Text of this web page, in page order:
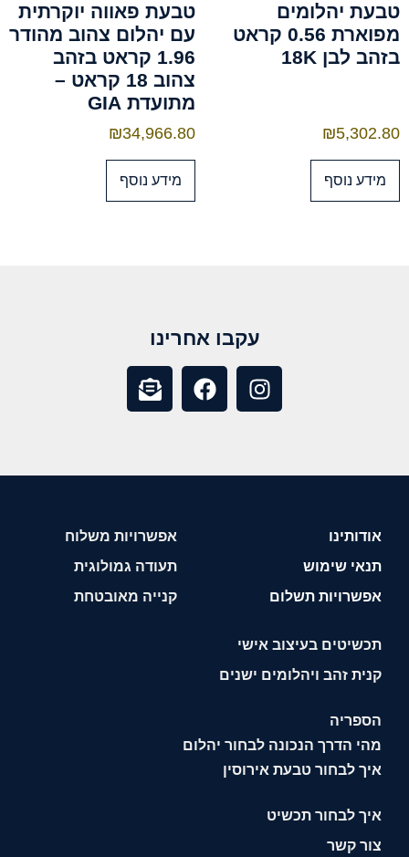
טבעת יהלומים
מפוארת 0.56 קראט
בזהב לבן 18K
₪5,302.80
מידע נוסף
טבעת פאווה יוקרתית
עם יהלום צהוב מהודר
1.96 קראט בזהב
צהוב 18 קראט –
מתועדת GIA
₪34,966.80
מידע נוסף
עקבו אחרינו
אודותינו
תנאי שימוש
אפשרויות תשלום
אפשרויות משלוח
תעודה גמולוגית
קנייה מאובטחת
תכשיטים בעיצוב אישי
קנית זהב ויהלומים ישנים
הספריה
מהי הדרך הנכונה לבחור יהלום
איך לבחור טבעת אירוסין
איך לבחור תכשיט
צור קשר